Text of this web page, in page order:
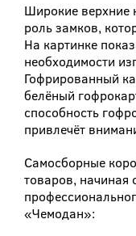
Широкие верхние
роль замков,
На картинке
необходимости
Гофрированный
белёный
способность
привлечёт
Самосборные
товаров, начиная
«Чемодан»: